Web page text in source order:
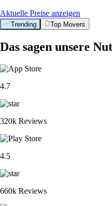
Aktuelle Preise anzeigen
Trending Top Movers
Das sagen unsere
4.7
320k Reviews
4.5
660k Reviews